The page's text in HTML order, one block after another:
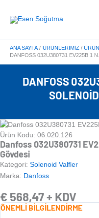
atla
ANA SAYFA ÜRÜNLERIMIZ
DANFOSS 032U380731 EV225B 1
DANFOSS
Ürün Kodu: 06.020.126
Danfoss 032U380731
Gövdesi
Kategori: Solenoid Valfler
Marka: Danfoss
€ 568,47+ KDV
ÖNEMLİ BİLGİLENDİRME